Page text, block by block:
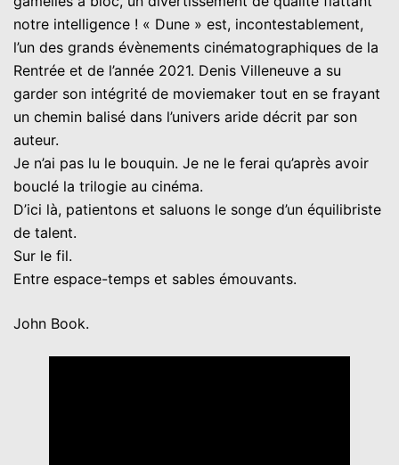
notre intelligence ! « Dune » est, incontestablement,
l’un des grands évènements cinématographiques de la
Rentrée et de l’année 2021. Denis Villeneuve a su
garder son intégrité de moviemaker tout en se frayant
un chemin balisé dans l’univers aride décrit par son
auteur.
Je n’ai pas lu le bouquin. Je ne le ferai qu’après avoir
bouclé la trilogie au cinéma.
D’ici là, patientons et saluons le songe d’un équilibriste
de talent.
Sur le fil.
Entre espace-temps et sables émouvants.
John Book.